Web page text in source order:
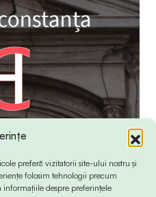
preferă vizitatorii site-ului nostru și
folosim tehnologii precum
informațiile despre preferințele